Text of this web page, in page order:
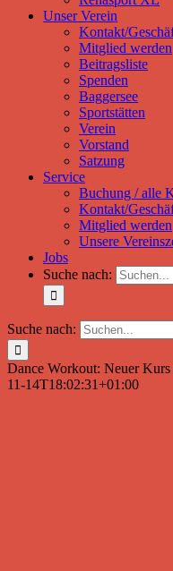
Unser Verein
Kontakt/
Mitglied werden
Beitragsliste
Spenden
Baggersee
Sportstätten
Verein
Vorstand
Satzung
Service
Buchung / alle
Kontakt/
Mitglied werden
Unsere
Jobs
Suche nach:
Suche nach:
Dance Workout: Neuer
11-14T18:02:31+01:00